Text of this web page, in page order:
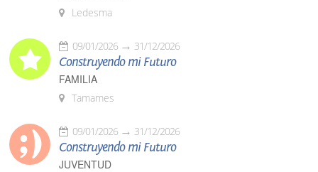
Ledesma
09/01/2026 31/12/2026
Construyendo mi Futuro
FAMILIA
Tamames
09/01/2026 31/12/2026
Construyendo mi Futuro
JUVENTUD